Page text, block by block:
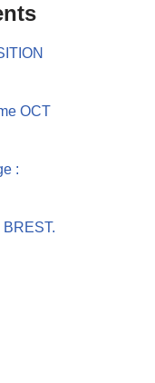
OCT
:
BREST.